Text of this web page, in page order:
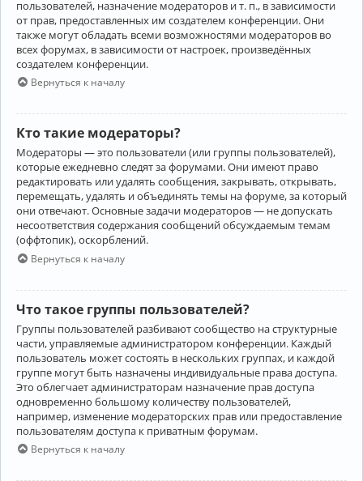
пользователей, назначение модераторов и т. п., в зависимости
от прав, предоставленных им создателем конференции. Они
также могут обладать всеми возможностями модераторов во
всех форумах, в зависимости от настроек, произведённых
создателем конференции.
Вернуться к началу
Кто такие модераторы?
Модераторы — это пользователи (или группы пользователей),
которые ежедневно следят за форумами. Они имеют право
редактировать или удалять сообщения, закрывать, открывать,
перемещать, удалять и объединять темы на форуме, за который
они отвечают. Основные задачи модераторов — не допускать
несоответствия содержания сообщений обсуждаемым темам
(оффтопик), оскорблений.
Вернуться к началу
Что такое группы пользователей?
Группы пользователей разбивают сообщество на структурные
части, управляемые администратором конференции. Каждый
пользователь может состоять в нескольких группах, и каждой
группе могут быть назначены индивидуальные права доступа.
Это облегчает администраторам назначение прав доступа
одновременно большому количеству пользователей,
например, изменение модераторских прав или предоставление
пользователям доступа к приватным форумам.
Вернуться к началу